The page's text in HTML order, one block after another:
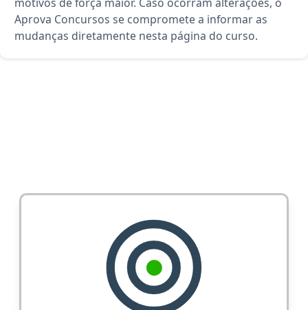
Aprova Concursos se compromete a informar as
mudanças diretamente nesta página do curso.